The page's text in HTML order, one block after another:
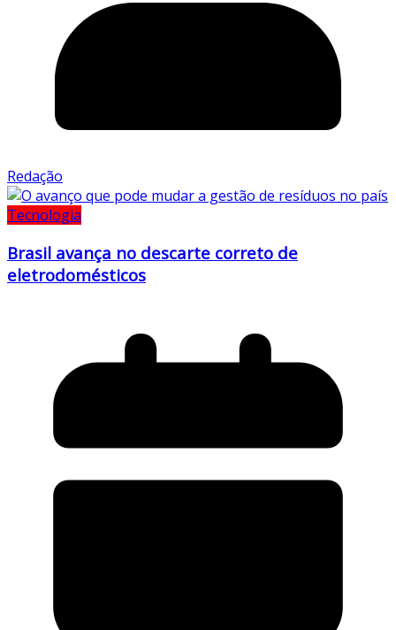
Redação
Tecnologia
Brasil avança no descarte correto de
eletrodomésticos